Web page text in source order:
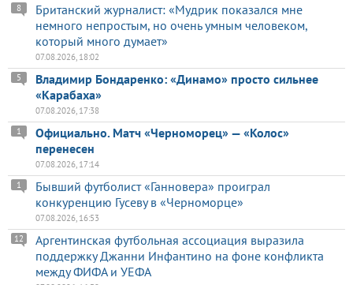
Британский журналист: «Мудрик показался мне
немного непростым, но очень умным человеком,
который много думает»
8
07.08.2026, 18:02
Владимир Бондаренко: «Динамо» просто сильнее
«Карабаха»
5
07.08.2026, 17:38
Официально. Матч «Черноморец» — «Колос»
перенесен
1
07.08.2026, 17:14
Бывший футболист «Ганновера» проиграл
конкуренцию Гусеву в «Черноморце»
1
07.08.2026, 16:53
Аргентинская футбольная ассоциация выразила
поддержку Джанни Инфантино на фоне конфликта
между ФИФА и УЕФА
12